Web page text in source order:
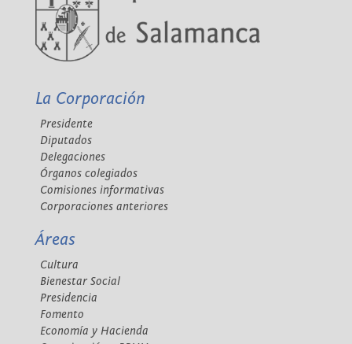
La Corporación
Presidente
Diputados
Delegaciones
Órganos colegiados
Comisiones informativas
Corporaciones anteriores
Áreas
Cultura
Bienestar Social
Presidencia
Fomento
Economía y Hacienda